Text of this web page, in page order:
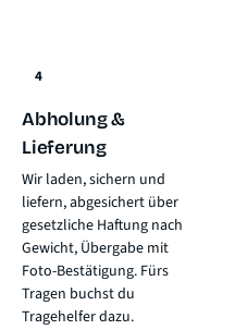
4
Abholung &
Lieferung
Wir laden, sichern und
liefern, abgesichert über
gesetzliche Haftung nach
Gewicht, Übergabe mit
Foto-Bestätigung. Fürs
Tragen buchst du
Tragehelfer dazu.